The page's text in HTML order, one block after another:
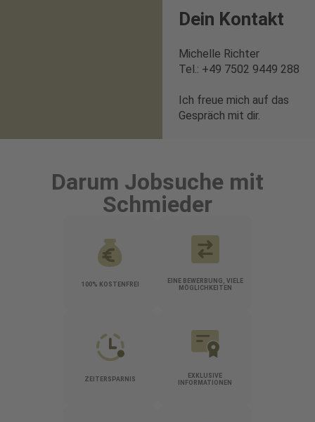
Dein Kontakt
Michelle Richter
Tel.: +49 7502 9449 288
Ich freue mich auf das
Gespräch mit dir.
Darum Jobsuche mit
Schmieder
100% KOSTENFREI
EINE BEWERBUNG, VIELE
MÖGLICHKEITEN
ZEITERSPARNIS
EXKLUSIVE
INFORMATIONEN